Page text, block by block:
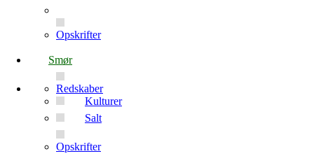
Opskrifter
Smør
Redskaber
Kulturer
Salt
Opskrifter